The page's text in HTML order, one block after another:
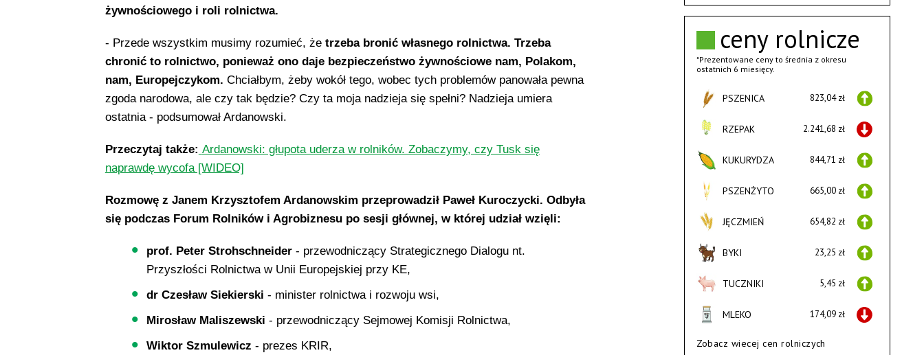
żywnościowego i roli rolnictwa.
- Przede wszystkim musimy rozumieć, żetrzeba bronić własnego rolnictwa. Trzeba
chronić to rolnictwo, ponieważ ono daje bezpieczeństwo żywnościowe nam, Polakom,
nam, Europejczykom. Chciałbym, żeby wokół tego, wobec tych problemów panowała pewna
zgoda narodowa, ale czy tak będzie? Czy ta moja nadzieja się spełni? Nadzieja umiera
ostatnia - podsumował Ardanowski.
Przeczytaj także: Ardanowski: głupota uderza w rolników. Zobaczymy, czy Tusk się
naprawdę wycofa [WIDEO]
Rozmowę z Janem Krzysztofem Ardanowskim przeprowadził Paweł Kuroczycki. Odbyła
się podczas Forum Rolników i Agrobiznesu po sesji głównej, w której udział wzięli:
prof. Peter Strohschneider- przewodniczący Strategicznego Dialogu nt.
Przyszłości Rolnictwa w Unii Europejskiej przy KE,
dr Czesław Siekierski - minister rolnictwa i rozwoju wsi,
Mirosław Maliszewski - przewodniczący Sejmowej Komisji Rolnictwa,
Wiktor Szmulewicz - prezes KRIR,
ceny rolnicze
*Prezentowane ceny to średnia z okresu
ostatnich 6 miesięcy.
PSZENICA 823,04 zł
RZEPAK 2.241,68 zł
KUKURYDZA 844,71 zł
PSZENŻYTO 665,00 zł
JĘCZMIEŃ 654,82 zł
BYKI 23,25 zł
TUCZNIKI 5,45 zł
MLEKO 174,09 zł
Zobacz wiecej cen rolniczych